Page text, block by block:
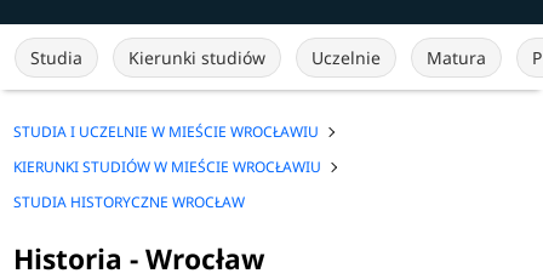
Studia Kierunki studiów Uczelnie Matura
STUDIA I UCZELNIE W MIEŚCIE WROCŁAWIU
KIERUNKI STUDIÓW W MIEŚCIE WROCŁAWIU
STUDIA HISTORYCZNE WROCŁAW
Historia - Wrocław